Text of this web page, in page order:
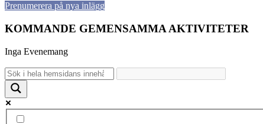
Prenumerera på nya inlägg
KOMMANDE GEMENSAMMA AKTIVITETER
Inga Evenemang